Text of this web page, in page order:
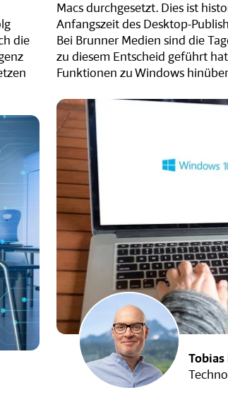
die
Macs durchgesetzt. Dies ist
Anfangszeit des Desktop-
Bei Brunner Medien sind die
zu diesem Entscheid geführt
Funktionen zu Windows
Tobias